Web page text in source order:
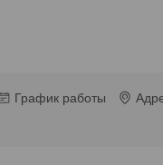
График работы